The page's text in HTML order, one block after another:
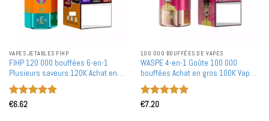
VAPES JETABLES FIHP
FIHP 120 000 bouffées 6-en-1
Plusieurs saveurs 120K Achat en
gros Vapes jetables rechargeables
en vente en gros
Note
€6.62
100 000 BOUFFÉES DE VAPES
WASPE 4-en-1 Goûte 100 000
bouffées Achat en gros 100K Vapes
jetables rechargeables en gros
Note
€7.20